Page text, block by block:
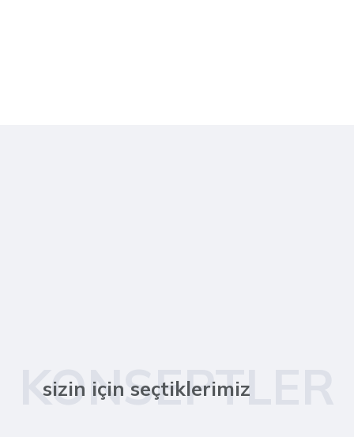
KONSEPTLER
sizin için seçtiklerimiz